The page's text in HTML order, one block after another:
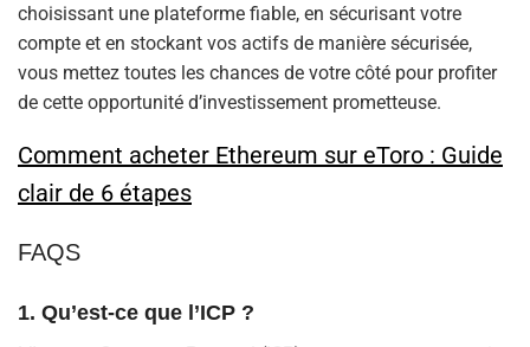
choisissant une plateforme fiable, en sécurisant votre
compte et en stockant vos actifs de manière sécurisée,
vous mettez toutes les chances de votre côté pour profiter
de cette opportunité d’investissement prometteuse.
Comment acheter Ethereum sur eToro : Guide
clair de 6 étapes
FAQS
1. Qu’est-ce que l’ICP ?